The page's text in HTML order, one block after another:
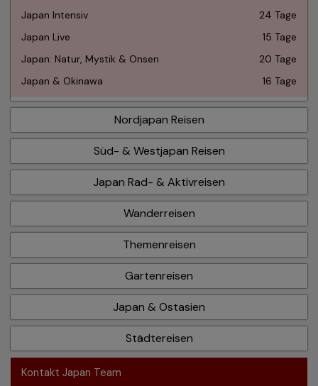
Japan Intensiv
24 Tage
Japan Live
15 Tage
Japan: Natur, Mystik & Onsen
20 Tage
Japan & Okinawa
16 Tage
Nordjapan Reisen
Süd- & Westjapan Reisen
Japan Rad- & Aktivreisen
Wanderreisen
Themenreisen
Gartenreisen
Japan & Ostasien
Städtereisen
Kontakt Japan Team